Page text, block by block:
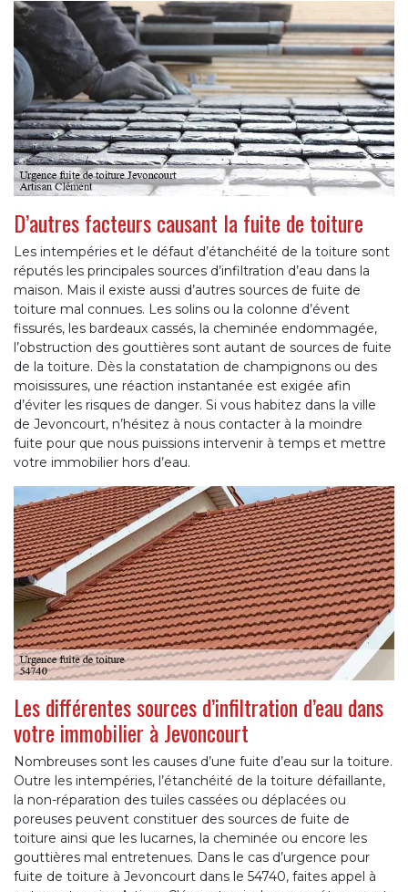
D’autres facteurs causant la fuite de toiture
Les intempéries et le défaut d’étanchéité de la toiture sont
réputés les principales sources d’infiltration d’eau dans la
maison. Mais il existe aussi d’autres sources de fuite de
toiture mal connues. Les solins ou la colonne d’évent
fissurés, les bardeaux cassés, la cheminée endommagée,
l’obstruction des gouttières sont autant de sources de fuite
de la toiture. Dès la constatation de champignons ou des
moisissures, une réaction instantanée est exigée afin
d’éviter les risques de danger. Si vous habitez dans la ville
de Jevoncourt, n’hésitez à nous contacter à la moindre
fuite pour que nous puissions intervenir à temps et mettre
votre immobilier hors d’eau.
Les différentes sources d’infiltration d’eau dans
votre immobilier à Jevoncourt
Nombreuses sont les causes d’une fuite d’eau sur la toiture.
Outre les intempéries, l’étanchéité de la toiture défaillante,
la non-réparation des tuiles cassées ou déplacées ou
poreuses peuvent constituer des sources de fuite de
toiture ainsi que les lucarnes, la cheminée ou encore les
gouttières mal entretenues. Dans le cas d’urgence pour
fuite de toiture à Jevoncourt dans le 54740, faites appel à